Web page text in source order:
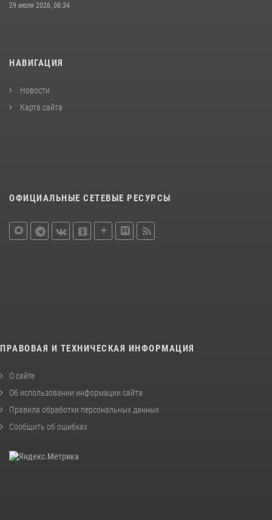
29 июля 2026, 08:34
НАВИГАЦИЯ
Новости
Карта сайта
ОФИЦИАЛЬНЫЕ СЕТЕВЫЕ РЕСУРСЫ
ПРАВОВАЯ И ТЕХНИЧЕСКАЯ ИНФОРМАЦИЯ
О сайте
Об использовании информации сайта
Правила обработки персональных данных
Сообщить об ошибках